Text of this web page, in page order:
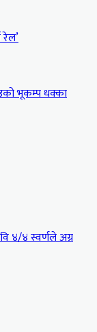
भूकम्प धक्का
४/४ स्वर्णले अग्र